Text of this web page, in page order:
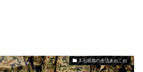
3.石垣島の生活あれこれ